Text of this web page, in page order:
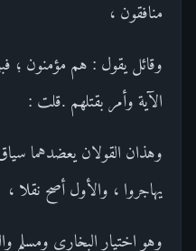
منافقون ،
وقائل يقول : هم مؤمنون ؛
الآية وأمر بقتلهم .قلت :
وهذان القولان يعضدهما
يهاجروا ، والأول أصح نقلا ،
وهو اختيار البخاري ومسلم